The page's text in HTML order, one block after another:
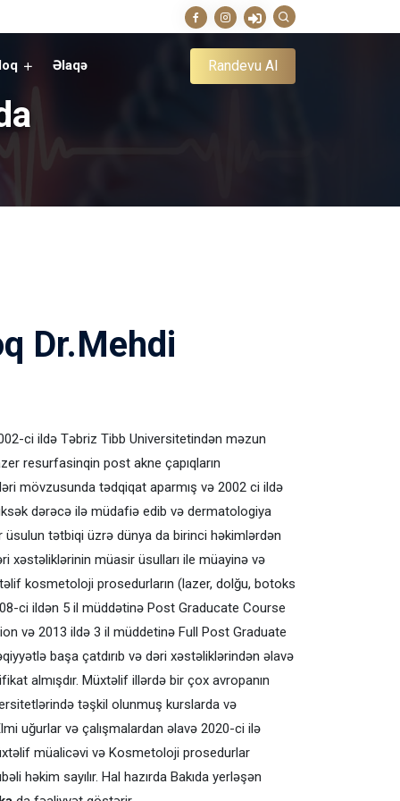
Əlaqə Randevu Al
Dr.Mehdi
ci ildə Təbriz Tibb Universitetindən məzun
resurfasinqin post akne çapıqların
mövzusunda tədqiqat aparmış və 2002 ci ildə
dərəcə ilə müdafiə edib və dermatologiya
tətbiqi üzrə dünya da birinci həkimlərdən
xəstəliklərinin müasir üsulları ile müayinə və
kosmetoloji prosedurların (lazer, dolğu, botoks
ci ildən 5 il müddətinə Post Graducate Course
və 2013 ildə 3 il müddetinə Full Post Graduate
başa çatdırıb və dəri xəstəliklərindən əlavə
almışdır. Müxtəlif illərdə bir çox avropanın
təşkil olunmuş kurslarda və
uğurlar və çalışmalardan əlavə 2020-ci ilə
müalicəvi və Kosmetoloji prosedurlar
həkim sayılır. Hal hazırda Bakıda yerləşən